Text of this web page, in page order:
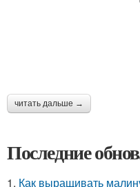
читать дальше →
Последние
1. Как выращивать